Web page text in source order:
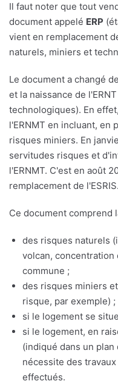
Il faut noter que tout
document appelé ERP
vient en remplacement
naturels, miniers et
Le document a changé
et la naissance de
technologiques). En
l'ERNMT en incluant, en
risques miniers. En
servitudes risques et
l'ERNMT. C'est en août
remplacement de l'ESRIS.
Ce document comprend
des risques naturels
volcan, concentration
commune ;
des risques miniers
risque, par exemple) ;
si le logement se
si le logement, en
(indiqué dans un
nécessite des
effectués.